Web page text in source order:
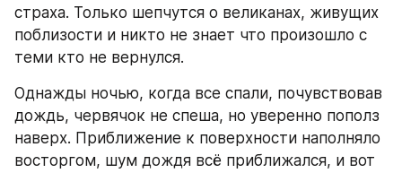
страха. Только шепчутся о великанах, живущих
поблизости и никто не знает что произошло с
теми кто не вернулся.
Однажды ночью, когда все спали, почувствовав
дождь, червячок не спеша, но уверенно пополз
наверх. Приближение к поверхности наполняло
восторгом, шум дождя всё приближался, и вот